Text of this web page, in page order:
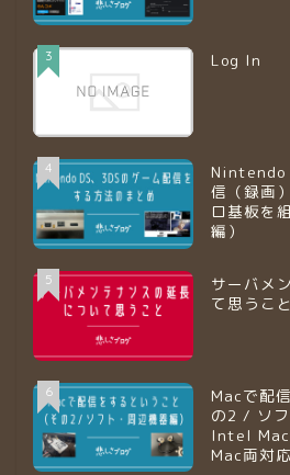
3 Log In
4
Nintendo
信（録画
ロ基板を
編）
5
サーバメ
て思うこと
6
Macで配
の2 / ソ
Intel
Mac両対応